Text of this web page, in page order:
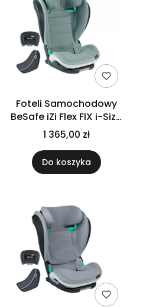
Foteli Samochodowy
BeSafe iZi Flex FIX i-Size
15-36kg | Morska Zieleń
Melange
1 365,00 zł
Do koszyka